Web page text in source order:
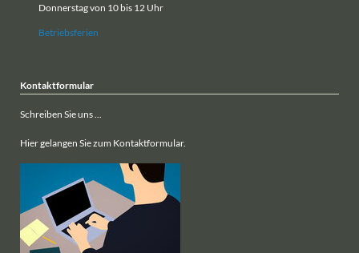
Donnerstag von 10 bis 12 Uhr
Betriebsferien
Kontaktformular
Schreiben Sie uns ...
Hier gelangen Sie zum Kontaktformular.